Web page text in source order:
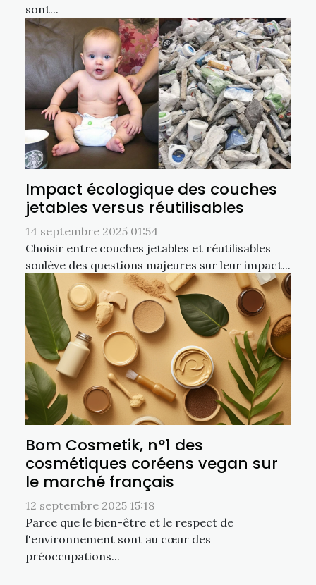
sont...
Impact écologique des couches
jetables versus réutilisables
14 septembre 2025 01:54
Choisir entre couches jetables et réutilisables
soulève des questions majeures sur leur impact...
Bom Cosmetik, n°1 des
cosmétiques coréens vegan sur
le marché français
12 septembre 2025 15:18
Parce que le bien-être et le respect de
l'environnement sont au cœur des
préoccupations...